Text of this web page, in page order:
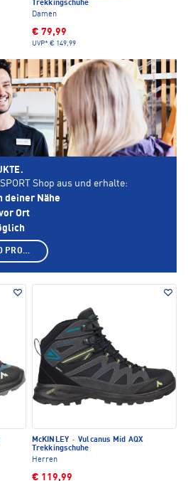
Trekkingschuhe
Damen
€ 79,99
UVP* € 149,99
McKINLEY · Vulcanus Mid AQX
Trekkingschuhe
Herren
€ 119,99
Shop aus und erhalte:
deiner Nähe
Ort
SHOP AUSWÄHLEN UND PRODUKTE ANZEIGEN